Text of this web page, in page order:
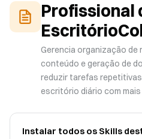
Profissional
Escritório
Gerencia organização de
conteúdo e geração de
reduzir tarefas
escritório diário com
Instalar todos os Skills